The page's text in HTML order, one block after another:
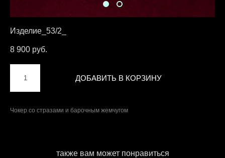
Изделие_53/2_
8 900 pуб.
ДОБАВИТЬ В КОРЗИНУ
Чокер со стразами и барочным жемчугом
также вам может понравиться